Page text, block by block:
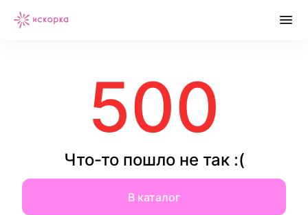
500
Что-то пошло не так :(
В каталог